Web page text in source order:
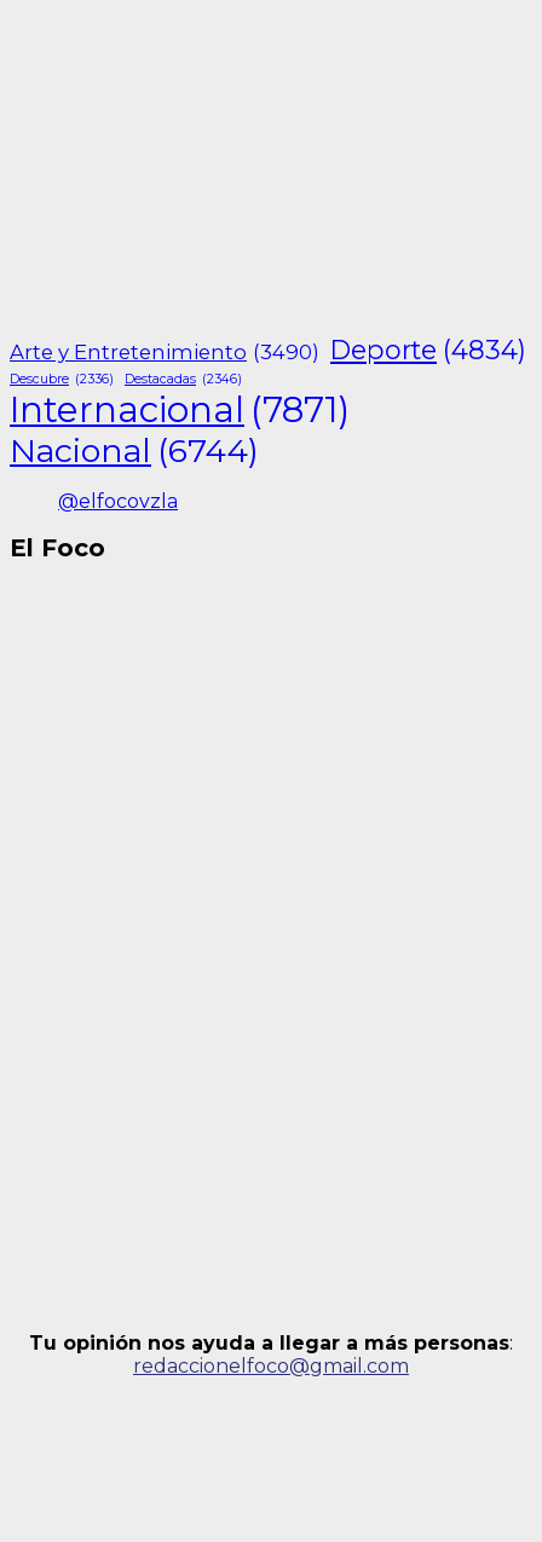
Arte y Entretenimiento (3490) Deporte (4834)
Descubre (2336) Destacadas (2346)
Internacional (7871)
Nacional (6744)
@elfocovzla
El Foco
Tu opinión nos ayuda a llegar a más personas:
redaccionelfoco@gmail.com